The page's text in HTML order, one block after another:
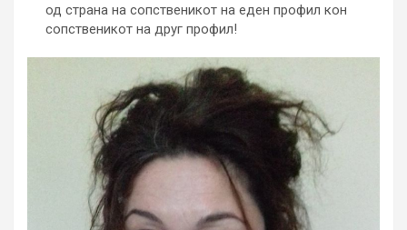
од страна на сопственикот на еден профил кон
сопственикот на друг профил!